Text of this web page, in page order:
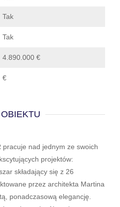
Tak
Tak
4.890.000 €
€
pracuje nad jednym ze swoich
projektów:
składający się z 26
przez architekta Martina
ponadczasową elegancję.